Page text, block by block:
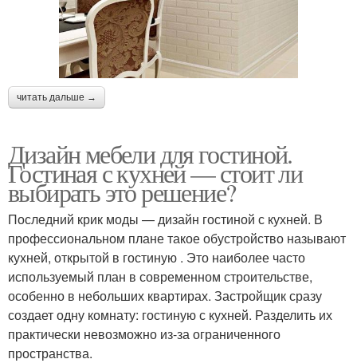
читать дальше →
Дизайн мебели для гостиной.
Гостиная с кухней — стоит ли
выбирать это решение?
Последний крик моды — дизайн гостиной с кухней. В
профессиональном плане такое обустройство называют
кухней, открытой в гостиную . Это наиболее часто
используемый план в современном строительстве,
особенно в небольших квартирах. Застройщик сразу
создает одну комнату: гостиную с кухней. Разделить их
практически невозможно из-за ограниченного
пространства.